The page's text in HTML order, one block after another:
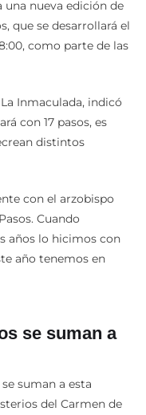
una nueva edición de
que se desarrollará el
como parte de las
Inmaculada, indicó
con 17 pasos, es
distintos
con el arzobispo
Cuando
años lo hicimos con
año tenemos en
se suman a
suman a esta
del Carmen de